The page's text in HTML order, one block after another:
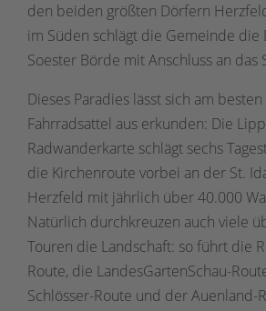
den beiden größten Dörfern
im Süden schlägt die Gemeinde die
Soester Börde mit Anschluss an das
Dieses Paradies lässt sich am besten
Fahrradsattel aus erkunden: Die
Radwanderkarte schlägt sechs
die Kirchenroute vorbei an der St.
Herzfeld mit jährlich über 40.000
Natürlich durchkreuzen auch viele
Touren die Landschaft: so führt die
Route, die LandesGartenSchau-
Schlösser-Route und der Auenland-